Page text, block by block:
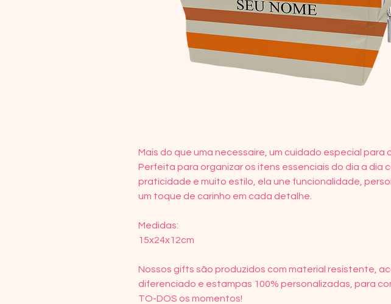
Mais do que uma necessaire, um cuidado especial para
Perfeita para organizar os itens essenciais do dia a dia
praticidade e muito estilo, ela une funcionalidade,
um toque de carinho em cada detalhe.
Medidas:
15x24x12cm
Nossos gifts são produzidos com material resistente,
diferenciado e estampas 100% personalizadas, para
TO-DOS os momentos!⠀